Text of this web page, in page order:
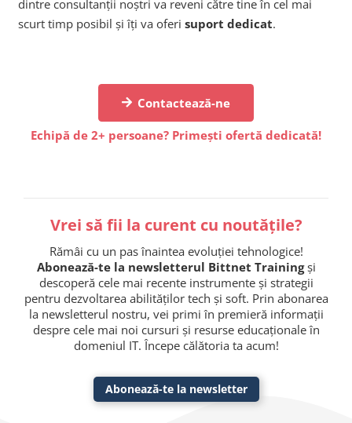
dintre consultanții noștri va reveni către tine în cel mai
scurt timp posibil și îți va oferi suport dedicat.
Contactează-ne
Echipă de 2+ persoane? Primești ofertă dedicată!
Vrei să fii la curent cu noutățile?
Rămâi cu un pas înaintea evoluției tehnologice!
Abonează-te la newsletterul Bittnet Trainingși
descoperă cele mai recente instrumente și strategii
pentru dezvoltarea abilităților tech și soft. Prin abonarea
la newsletterul nostru, vei primi în premieră informații
despre cele mai noi cursuri și resurse educaționale în
domeniul IT. Începe călătoria ta acum!
Abonează-te la newsletter